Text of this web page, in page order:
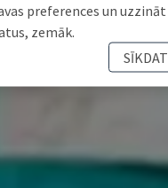
preferences un
zemāk.